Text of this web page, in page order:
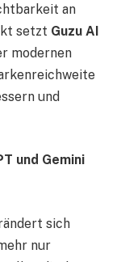
an
setzt Guzu AI
modernen
und
und Gemini
sich
nur